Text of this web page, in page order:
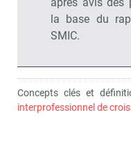
la base du
SMIC.
Concepts clés et
interprofessionnel de